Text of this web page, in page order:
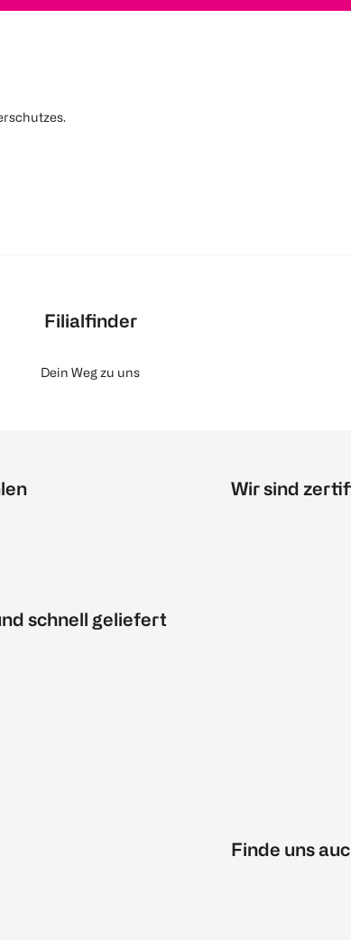
Filialfinder
Dein Weg zu uns
schnell geliefert
Wir sind
Finde uns